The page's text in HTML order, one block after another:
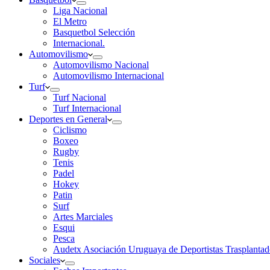
Liga Nacional
El Metro
Basquetbol Selección
Internacional.
Automovilismo
Automovilismo Nacional
Automovilismo Internacional
Turf
Turf Nacional
Turf Internacional
Deportes en General
Ciclismo
Boxeo
Rugby
Tenis
Padel
Hokey
Patin
Surf
Artes Marciales
Esqui
Pesca
Audetx Asociación Uruguaya de Deportistas
Sociales